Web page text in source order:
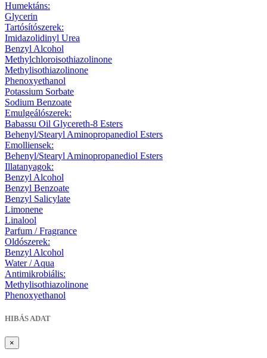
Humektáns:
Glycerin
Tartósítószerek:
Imidazolidinyl Urea
Benzyl Alcohol
Methylchloroisothiazolinone
Methylisothiazolinone
Phenoxyethanol
Potassium Sorbate
Sodium Benzoate
Emulgeálószerek:
Babassu Oil Glycereth-8 Esters
Behenyl/Stearyl Aminopropanediol Esters
Emolliensek:
Behenyl/Stearyl Aminopropanediol Esters
Illatanyagok:
Benzyl Alcohol
Benzyl Benzoate
Benzyl Salicylate
Limonene
Linalool
Parfum / Fragrance
Oldószerek:
Benzyl Alcohol
Water / Aqua
Antimikrobiális:
Methylisothiazolinone
Phenoxyethanol
HIBÁS ADAT
×